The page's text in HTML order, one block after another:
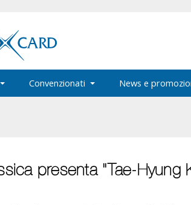
Convenzionati News e
presenta "Tae-Hyung